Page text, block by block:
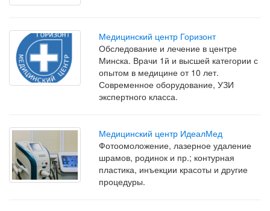
Медицинский центр Горизонт
Обследование и лечение в центре
Минска. Врачи 1й и высшей категории с
опытом в медицине от 10 лет.
Современное оборудование, УЗИ
экспертного класса.
Медицинский центр ИдеалМед
Фотоомоложение, лазерное удаление
шрамов, родинок и пр.; контурная
пластика, инъекции красоты и другие
процедуры.